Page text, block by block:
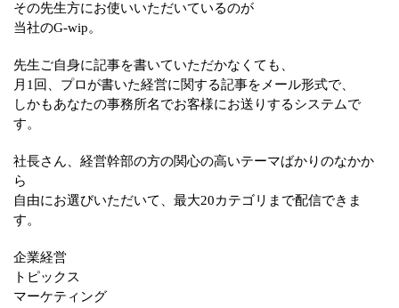
その先生方にお使いいただいているのが
当社のG-wip。
先生ご自身に記事を書いていただかなくても、
月1回、プロが書いた経営に関する記事をメール形式で、
しかもあなたの事務所名でお客様にお送りするシステムで
す。
社長さん、経営幹部の方の関心の高いテーマばかりのなかか
ら
自由にお選びいただいて、最大20カテゴリまで配信できま
す。
企業経営
トピックス
マーケティング